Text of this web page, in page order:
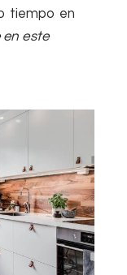
tiempo en
este